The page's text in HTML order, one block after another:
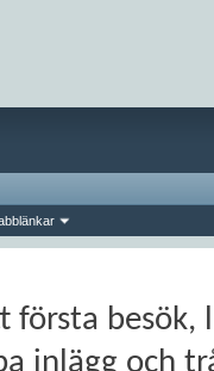
första besök,
inlägg och